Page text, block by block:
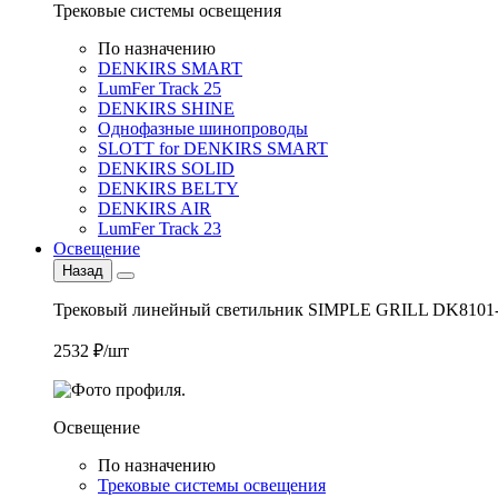
Трековые системы освещения
По назначению
DENKIRS SMART
LumFer Track 25
DENKIRS SHINE
Однофазные шинопроводы
SLOTT for DENKIRS SMART
DENKIRS SOLID
DENKIRS BELTY
DENKIRS AIR
LumFer Track 23
Освещение
Назад
Трековый линейный светильник SIMPLE GRILL
2532 ₽/шт
Освещение
По назначению
Трековые системы освещения